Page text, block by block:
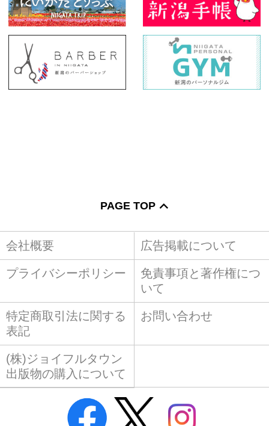
PAGE TOP
会社概要 広告掲載について
プライバシーポリシー
免責事項と著作権につ
いて
特定商取引法に関する
表記
お問い合わせ
(株)ジョイフルタウン
出版物の購入について